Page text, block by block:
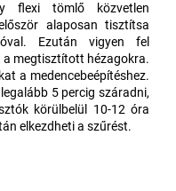
flexi tömlő közvetlen
alaposan tisztítsa
Ezután vigyen fel
a megtisztított hézagokra.
a medencebeépítéshez.
5 percig száradni,
körülbelül 10-12 óra
elkezdheti a szűrést.